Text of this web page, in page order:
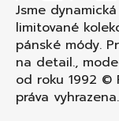
Jsme
limitované
pánské módy.
na detail.,
od roku 1992 ©
práva vyhrazena.